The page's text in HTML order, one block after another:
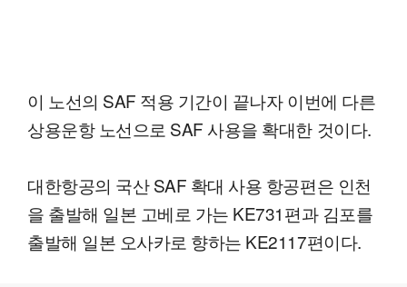
이 노선의 SAF 적용 기간이 끝나자 이번에 다른
상용운항 노선으로 SAF 사용을 확대한 것이다.
대한항공의 국산 SAF 확대 사용 항공편은 인천
을 출발해 일본 고베로 가는 KE731편과 김포를
출발해 일본 오사카로 향하는 KE2117편이다.